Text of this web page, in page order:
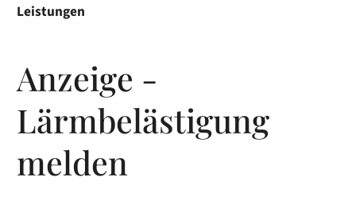
Leistungen
Anzeige -
Lärmbelästigung
melden